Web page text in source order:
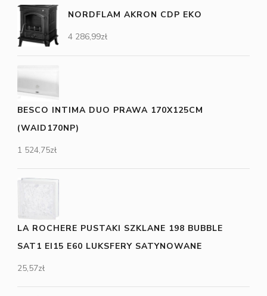
NORDFLAM AKRON CDP EKO
4 286,99zł
BESCO INTIMA DUO PRAWA 170X125CM
(WAID170NP)
1 524,75zł
LA ROCHERE PUSTAKI SZKLANE 198 BUBBLE
SAT1 EI15 E60 LUKSFERY SATYNOWANE
25,57zł